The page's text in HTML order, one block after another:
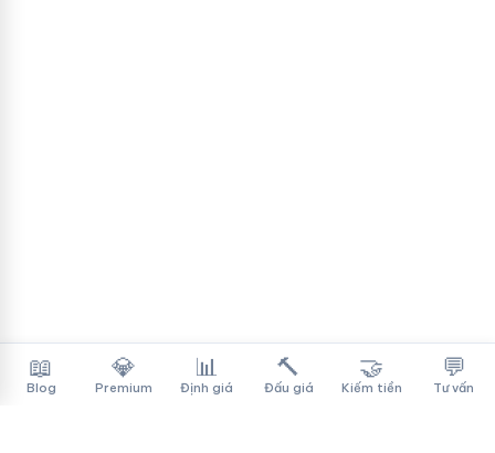
📖
Blog
💎
Premium
📊
Định giá
🔨
Đấu giá
🤝
Kiếm tiền
💬
Tư vấn